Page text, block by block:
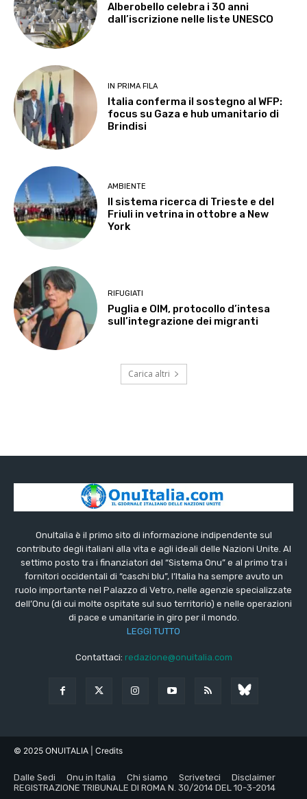
Alberobello celebra i 30 anni
dall’iscrizione nelle liste UNESCO
IN PRIMA FILA
Italia conferma il sostegno al WFP:
focus su Gaza e hub umanitario di
Brindisi
AMBIENTE
Il sistema ricerca di Trieste e del
Friuli in vetrina in ottobre a New
York
RIFUGIATI
Puglia e OIM, protocollo d’intesa
sull’integrazione dei migranti
Carica altri
OnuItalia è il primo sito di informazione indipendente sul
contributo degli italiani alla vita e agli ideali delle Nazioni Unite. Al
settimo posto tra i finanziatori del “Sistema Onu” e al primo tra i
fornitori occidentali di “caschi blu”, l’Italia ha sempre avuto un
ruolo importante nel Palazzo di Vetro, nelle agenzie specializzate
dell’Onu (di cui molte ospitate sul suo territorio) e nelle operazioni
di pace e umanitarie in giro per il mondo.
LEGGI TUTTO
Contattaci: redazione@onuitalia.com
© 2025 ONUITALIA | Credits
Dalle Sedi Onu in Italia Chi siamo Scriveteci
Disclaimer
REGISTRAZIONE TRIBUNALE DI ROMA N. 30/2014 DEL 10-3-2014